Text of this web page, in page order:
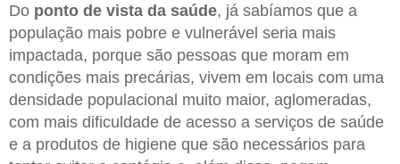
Do ponto de vista da saúde, já sabíamos que a
população mais pobre e vulnerável seria mais
impactada, porque são pessoas que moram em
condições mais precárias, vivem em locais com uma
densidade populacional muito maior, aglomeradas,
com mais dificuldade de acesso a serviços de saúde
e a produtos de higiene que são necessários para